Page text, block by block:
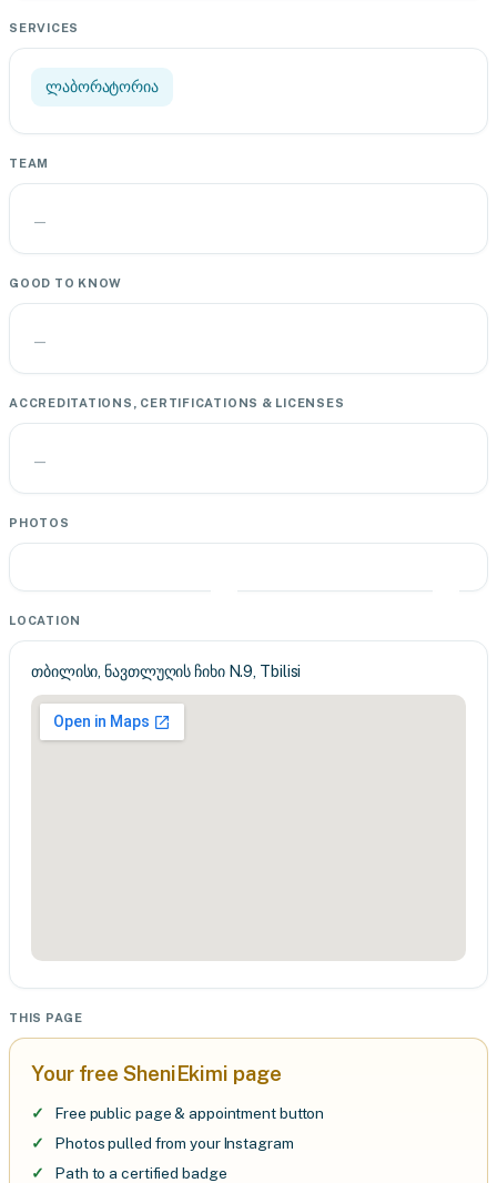
SERVICES
ლაბორატორია
TEAM
—
GOOD TO KNOW
—
ACCREDITATIONS, CERTIFICATIONS & LICENSES
—
PHOTOS
LOCATION
თბილისი, ნავთლუღის ჩიხი N.9, Tbilisi
THIS PAGE
Your free SheniEkimi page
Free public page & appointment button
Photos pulled from your Instagram
Path to a certified badge